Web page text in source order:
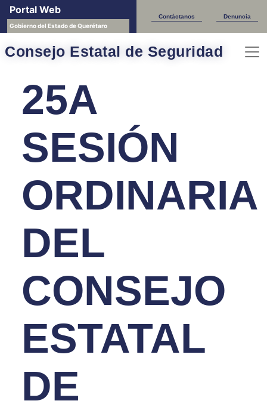
Portal Web
Gobierno del Estado de Querétaro
Contáctanos Denuncia
Consejo Estatal de Seguridad
Sesiones CESQ
25A
SESIÓN
ORDINARIA
DEL
CONSEJO
ESTATAL
DE